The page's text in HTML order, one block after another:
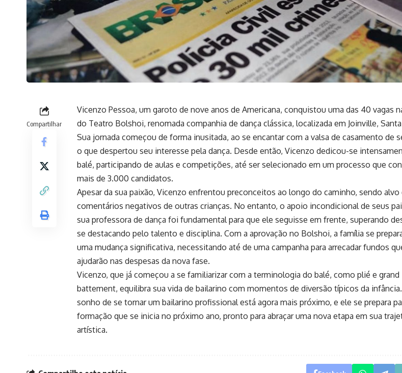
Compartilhar
Vicenzo Pessoa, um garoto de nove anos de Americana, conquistou uma das 40 vagas
do Teatro Bolshoi, renomada companhia de dança clássica, localizada em Joinville,
Sua jornada começou de forma inusitada, ao se encantar com a valsa de casamento de
o que despertou seu interesse pela dança. Desde então, Vicenzo dedicou-se
balé, participando de aulas e competições, até ser selecionado em um processo que
mais de 3.000 candidatos.
Apesar da sua paixão, Vicenzo enfrentou preconceitos ao longo do caminho, sendo alvo
comentários negativos de outras crianças. No entanto, o apoio incondicional de seus
sua professora de dança foi fundamental para que ele seguisse em frente, superando
se destacando pelo talento e disciplina. Com a aprovação no Bolshoi, a família se
uma mudança significativa, necessitando até de uma campanha para arrecadar fundos
ajudarão nas despesas da nova fase.
Vicenzo, que já começou a se familiarizar com a terminologia do balé, como plié e grand
battement, equilibra sua vida de bailarino com momentos de diversão típicos da
sonho de se tornar um bailarino profissional está agora mais próximo, e ele se prepara
formação que se inicia no próximo ano, pronto para abraçar uma nova etapa em sua
artística.